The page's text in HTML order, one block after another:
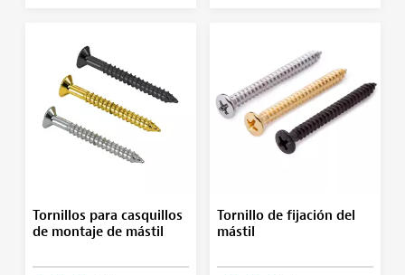
Tornillos para casquillos
de montaje de mástil
Tornillo de fijación del
mástil